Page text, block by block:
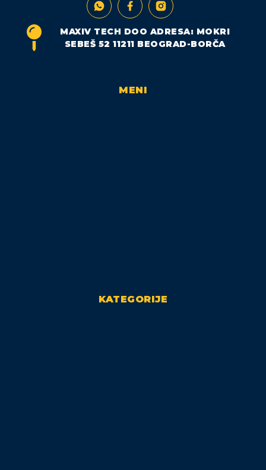
MAXIV TECH DOO ADRESA: MOKRI
SEBEŠ 52 11211 BEOGRAD-BORČA
MENI
KATEGORIJE